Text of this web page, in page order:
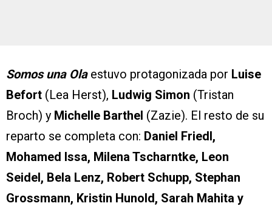
Somos una Olaestuvo protagonizada por Luise
Befort (Lea Herst), Ludwig Simon (Tristan
Broch) y Michelle Barthel (Zazie). El resto de su
reparto se completa con: Daniel Friedl,
Mohamed Issa, Milena Tscharntke, Leon
Seidel, Bela Lenz, Robert Schupp, Stephan
Grossmann, Kristin Hunold, Sarah Mahita y